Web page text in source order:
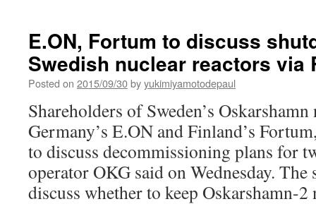
E.ON, Fortum to discuss
Swedish nuclear reactors via
Posted on 2015/09/30byyukimiyamotodepaul
Shareholders of Sweden’s
Germany’s E.ON and Finland’s
to discuss decommissioning plans for
operator OKG said on Wednesday. The
discuss whether to keep